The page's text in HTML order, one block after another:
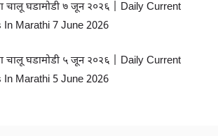
चालू घडामोडी ७ जून २०२६ | Daily Current
In Marathi 7 June 2026
चालू घडामोडी ५ जून २०२६ | Daily Current
In Marathi 5 June 2026